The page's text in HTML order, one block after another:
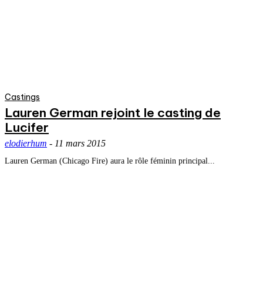
Castings
Lauren German rejoint le casting de
Lucifer
elodierhum - 11 mars 2015
Lauren German (Chicago Fire) aura le rôle féminin principal...